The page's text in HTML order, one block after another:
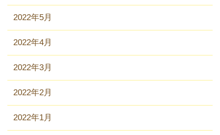
2022年5月
2022年4月
2022年3月
2022年2月
2022年1月